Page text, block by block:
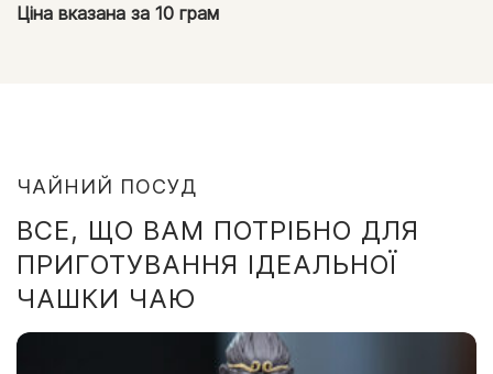
Ціна вказана за 10 грам
ЧАЙНИЙ ПОСУД
ВСЕ, ЩО ВАМ ПОТРІБНО ДЛЯ
ПРИГОТУВАННЯ ІДЕАЛЬНОЇ
ЧАШКИ ЧАЮ